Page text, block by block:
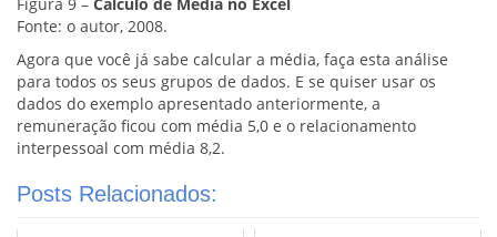
Figura 9 – Cálculo de Média no Excel
Fonte: o autor, 2008.
Agora que você já sabe calcular a média, faça esta análise
para todos os seus grupos de dados. E se quiser usar os
dados do exemplo apresentado anteriormente, a
remuneração ficou com média 5,0 e o relacionamento
interpessoal com média 8,2.
Posts Relacionados: